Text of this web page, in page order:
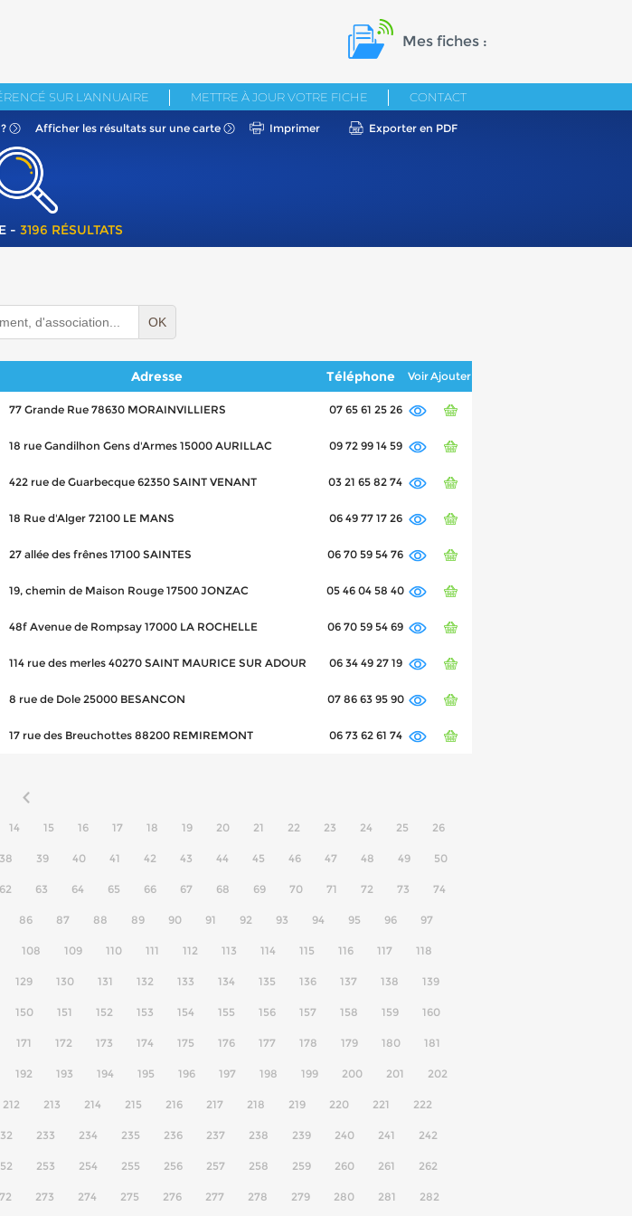
Mes fiches :
SUR L'ANNUAIRE METTRE À JOUR VOTRE FICHE CONTACT
Afficher les résultats sur une carte Imprimer Exporter en PDF
- 3196 RÉSULTATS
OK
Adresse Téléphone VoirAjouter
77 Grande Rue 78630 MORAINVILLIERS 07 65 61 25 26
18 rue Gandilhon Gens d'Armes 15000 AURILLAC 09 72 99 14 59
422 rue de Guarbecque 62350 SAINT VENANT 03 21 65 82 74
18 Rue d'Alger 72100 LE MANS 06 49 77 17 26
27 allée des frênes 17100 SAINTES 06 70 59 54 76
19, chemin de Maison Rouge 17500 JONZAC 05 46 04 58 40
48f Avenue de Rompsay 17000 LA ROCHELLE 06 70 59 54 69
114 rue des merles 40270 SAINT MAURICE SUR ADOUR 06 34 49 27 19
8 rue de Dole 25000 BESANCON 07 86 63 95 90
17 rue des Breuchottes 88200 REMIREMONT 06 73 62 61 74
14 15 16 17 18 19 20 21 22 23 24 25 26
38 39 40 41 42 43 44 45 46 47 48 49 50
62 63 64 65 66 67 68 69 70 71 72 73 74
86 87 88 89 90 91 92 93 94 95 96 97
108 109 110 111 112 113 114 115 116 117 118
129 130 131 132 133 134 135 136 137 138 139
150 151 152 153 154 155 156 157 158 159 160
171 172 173 174 175 176 177 178 179 180 181
192 193 194 195 196 197 198 199 200 201 202
212 213 214 215 216 217 218 219 220 221 222
233 234 235 236 237 238 239 240 241 242
253 254 255 256 257 258 259 260 261 262
273 274 275 276 277 278 279 280 281 282